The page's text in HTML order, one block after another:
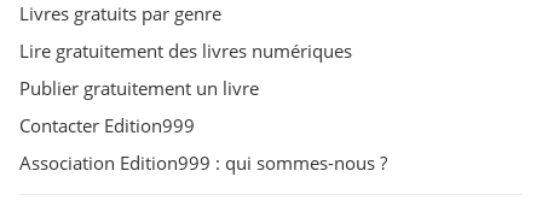
Livres gratuits par genre
Lire gratuitement des livres numériques
Publier gratuitement un livre
Contacter Edition999
Association Edition999 : qui sommes-nous ?